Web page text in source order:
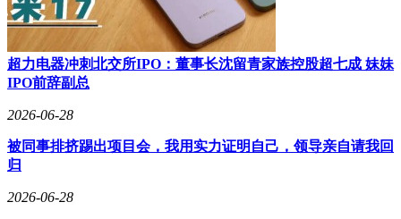
超力电器冲刺北交所IPO：董事长沈留青家族控股超七成 妹妹
IPO前辞副总
2026-06-28
被同事排挤踢出项目会，我用实力证明自己，领导亲自请我回
归
2026-06-28